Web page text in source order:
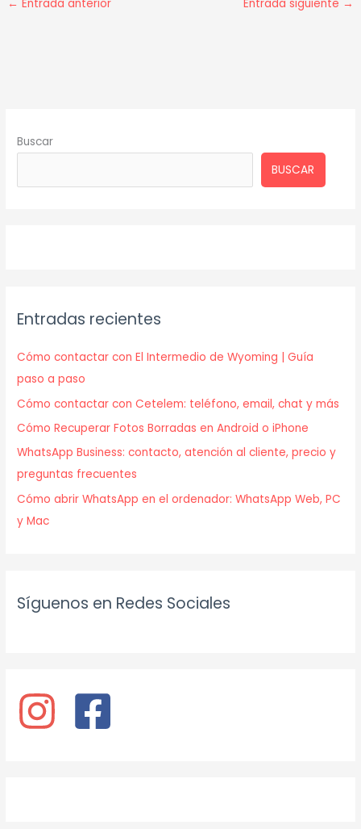
← Entrada anterior Entrada siguiente →
Buscar
BUSCAR
Entradas recientes
Cómo contactar con El Intermedio de Wyoming | Guía
paso a paso
Cómo contactar con Cetelem: teléfono, email, chat y más
Cómo Recuperar Fotos Borradas en Android o iPhone
WhatsApp Business: contacto, atención al cliente, precio y
preguntas frecuentes
Cómo abrir WhatsApp en el ordenador: WhatsApp Web, PC
y Mac
Síguenos en Redes Sociales